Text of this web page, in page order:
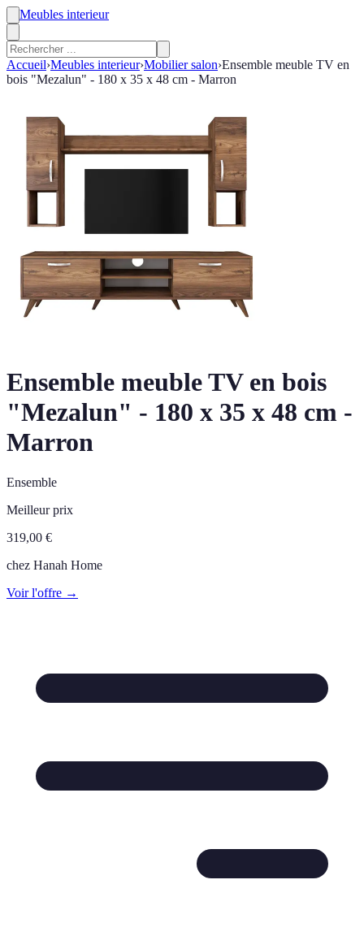
Meubles interieur
Accueil›Meubles interieur›Mobilier salon›Ensemble meuble TV en
bois "Mezalun" - 180 x 35 x 48 cm - Marron
Ensemble meuble TV en bois
"Mezalun" - 180 x 35 x 48 cm -
Marron
Ensemble
Meilleur prix
319,00 €
chez Hanah Home
Voir l'offre →